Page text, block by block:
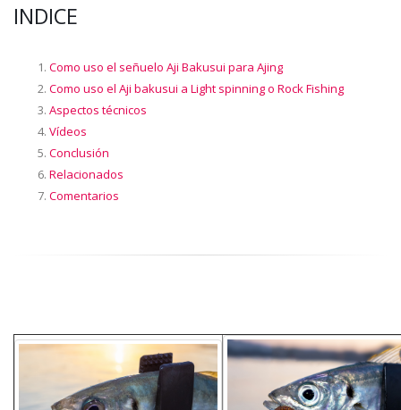
INDICE
Como uso el señuelo Aji Bakusui para Ajing
Como uso el Aji bakusui a Light spinning o Rock Fishing
Aspectos técnicos
Vídeos
Conclusión
Relacionados
Comentarios